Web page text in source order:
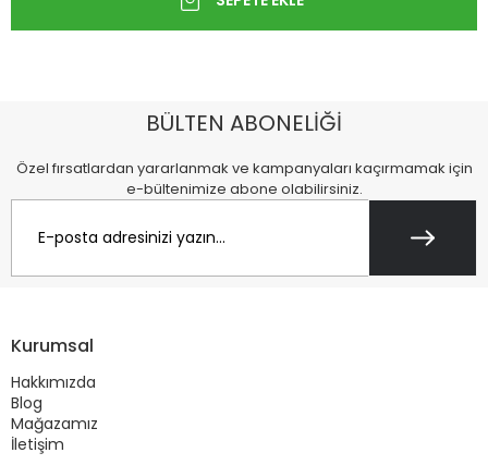
BÜLTEN ABONELİĞİ
Özel fırsatlardan yararlanmak ve kampanyaları kaçırmamak için
e-bültenimize abone olabilirsiniz.
Kurumsal
Hakkımızda
Blog
Mağazamız
İletişim